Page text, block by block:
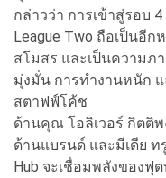
กล่าวว่า การเข้าสู่รอบ
League Two ถือเป็นอี
สโมสร และเป็นความภ
มุ่งมั่น การทำงานหนัก
สตาฟฟ์โค้ช
ด้านคุณ โอลิเวอร์ กิตติ
ด้านแบรนด์ และมีเดีย ท
Hub จะเชื่อมพลังของฟุ